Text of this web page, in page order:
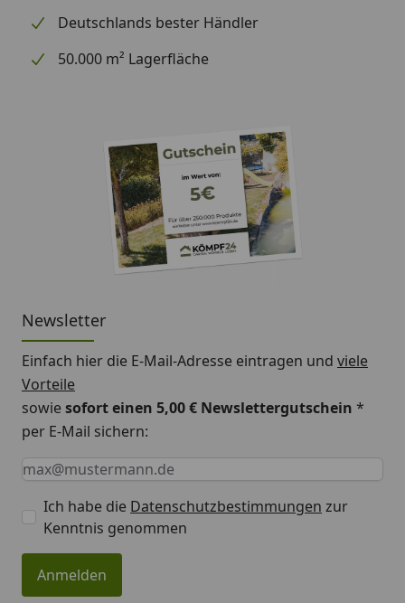
Deutschlands bester Händler
50.000 m² Lagerfläche
Newsletter
Einfach hier die E-Mail-Adresse eintragen und viele
Vorteile
sowiesofort einen 5,00 € Newslettergutschein *
per E-Mail sichern:
Keine Eingabe erforderlich
Eingabe erforderlich
E-Mail *
Ich habe die Datenschutzbestimmungen zur
Kenntnis genommen
Anmelden